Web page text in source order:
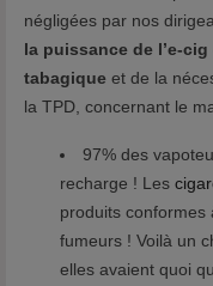
négligées par nos
la puissance de l’e-
tabagique et de la
la TPD, concernant le
97% des
recharge ! Les
produits conformes
fumeurs ! Voilà un
elles avaient quoi